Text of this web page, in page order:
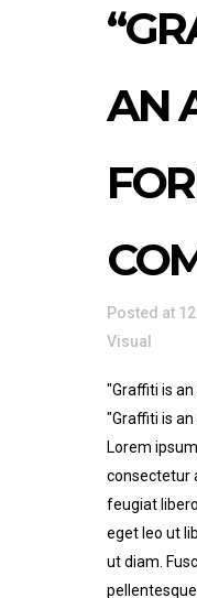
AN
Posted at
Visual
"Graffiti is
"Graffiti is
Lorem
consectetur
feugiat
eget leo ut
ut diam.